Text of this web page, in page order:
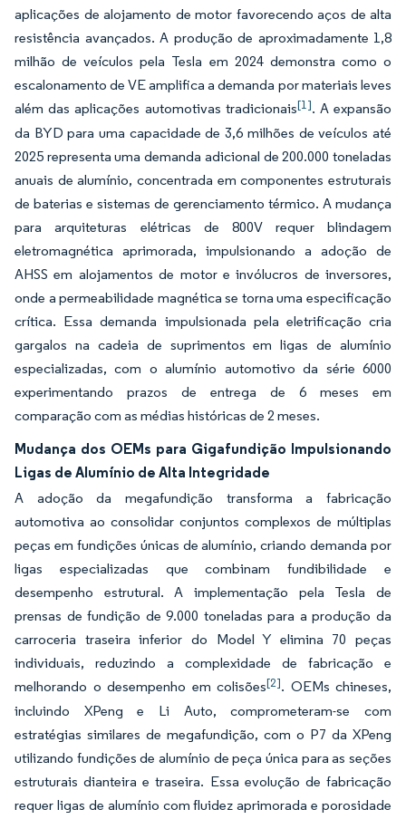
aplicações de alojamento de motor favorecendo aços de alta
resistência avançados. A produção de aproximadamente 1,8
milhão de veículos pela Tesla em 2024 demonstra como o
escalonamento de VE amplifica a demanda por materiais leves
além das aplicações automotivas tradicionais[1]. A expansão
da BYD para uma capacidade de 3,6 milhões de veículos até
2025 representa uma demanda adicional de 200.000 toneladas
anuais de alumínio, concentrada em componentes estruturais
de baterias e sistemas de gerenciamento térmico. A mudança
para arquiteturas elétricas de 800V requer blindagem
eletromagnética aprimorada, impulsionando a adoção de
AHSS em alojamentos de motor e invólucros de inversores,
onde a permeabilidade magnética se torna uma especificação
crítica. Essa demanda impulsionada pela eletrificação cria
gargalos na cadeia de suprimentos em ligas de alumínio
especializadas, com o alumínio automotivo da série 6000
experimentando prazos de entrega de 6 meses em
comparação com as médias históricas de 2 meses.
Mudança dos OEMs para Gigafundição Impulsionando
Ligas de Alumínio de Alta Integridade
A adoção da megafundição transforma a fabricação
automotiva ao consolidar conjuntos complexos de múltiplas
peças em fundições únicas de alumínio, criando demanda por
ligas especializadas que combinam fundibilidade e
desempenho estrutural. A implementação pela Tesla de
prensas de fundição de 9.000 toneladas para a produção da
carroceria traseira inferior do Model Y elimina 70 peças
individuais, reduzindo a complexidade de fabricação e
melhorando o desempenho em colisões[2]. OEMs chineses,
incluindo XPeng e Li Auto, comprometeram-se com
estratégias similares de megafundição, com o P7 da XPeng
utilizando fundições de alumínio de peça única para as seções
estruturais dianteira e traseira. Essa evolução de fabricação
requer ligas de alumínio com fluidez aprimorada e porosidade